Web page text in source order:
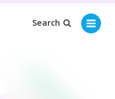
Search